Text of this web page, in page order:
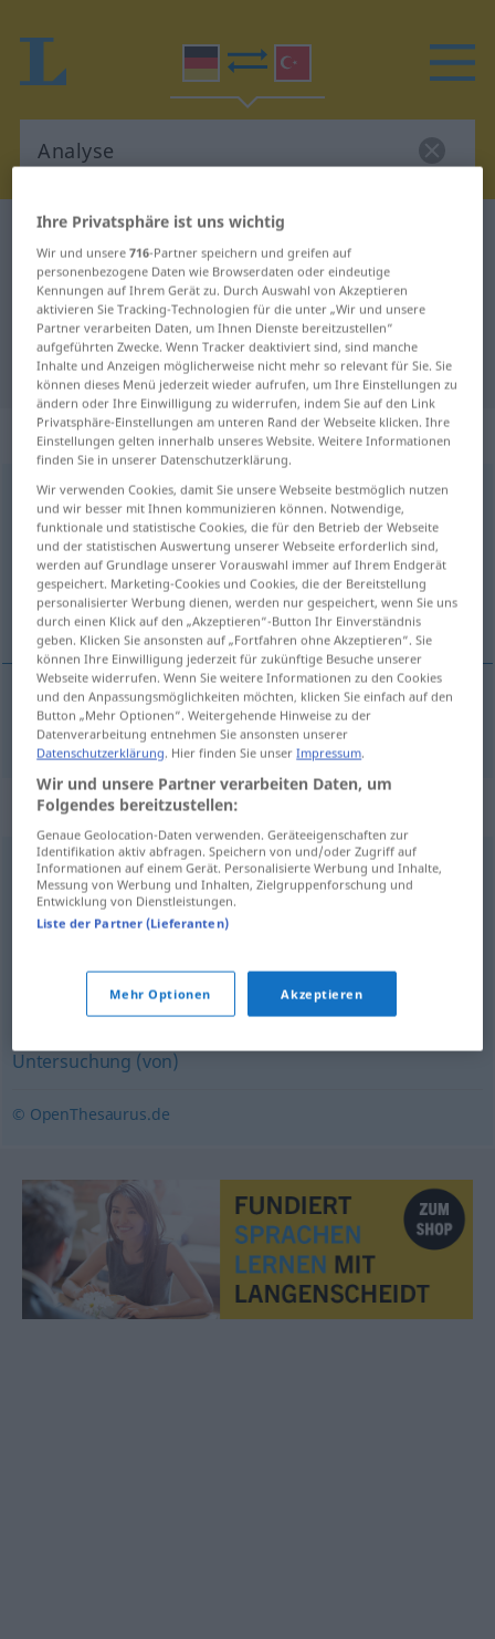
Deutsch-Türkisch Wörterbuch
Deutsch-Türkisch Übersetzung für
"Analyse"
"Analyse" Türkisch Übersetzung
„Analyse“: weiblich
Analysef <Analyse;-n>
Übersicht aller Übersetzungen
(Für mehr Details die Übersetzung anklicken/antippen)
analiz, çözümleme
analiz,çözümleme Analyse
Synonyme für "Analyse"
Resümee,Schlusswort,Fazit,Zusammenfassung
Schlussfolgerung,Schlussbemerkung
Erforschung,Auswertung,Überprüfung,Untersuchung
Studie ,Betrachtung
Untersuchung (von)
© OpenThesaurus.de
Ihre Privatsphäre ist uns wichtig
Wir und unsere716-Partner speichern und greifen auf
personenbezogene Daten wie Browserdaten oder eindeutige
Kennungen auf Ihrem Gerät zu. Durch Auswahl von Akzeptieren
aktivieren Sie Tracking-Technologien für die unter „Wir und unsere
Partner verarbeiten Daten, um Ihnen Dienste bereitzustellen“
aufgeführten Zwecke. Wenn Tracker deaktiviert sind, sind manche
Inhalte und Anzeigen möglicherweise nicht mehr so relevant für Sie. Sie
können dieses Menü jederzeit wieder aufrufen, um Ihre Einstellungen zu
ändern oder Ihre Einwilligung zu widerrufen, indem Sie auf den Link
Privatsphäre-Einstellungen am unteren Rand der Webseite klicken. Ihre
Einstellungen gelten innerhalb unseres Website. Weitere Informationen
finden Sie in unserer Datenschutzerklärung.
Wir verwenden Cookies, damit Sie unsere Webseite bestmöglich nutzen
und wir besser mit Ihnen kommunizieren können. Notwendige,
funktionale und statistische Cookies, die für den Betrieb der Webseite
und der statistischen Auswertung unserer Webseite erforderlich sind,
werden auf Grundlage unserer Vorauswahl immer auf Ihrem Endgerät
gespeichert. Marketing-Cookies und Cookies, die der Bereitstellung
personalisierter Werbung dienen, werden nur gespeichert, wenn Sie uns
durch einen Klick auf den „Akzeptieren“-Button Ihr Einverständnis
geben. Klicken Sie ansonsten auf „Fortfahren ohne Akzeptieren“. Sie
können Ihre Einwilligung jederzeit für zukünftige Besuche unserer
Webseite widerrufen. Wenn Sie weitere Informationen zu den Cookies
und den Anpassungsmöglichkeiten möchten, klicken Sie einfach auf den
Button „Mehr Optionen“. Weitergehende Hinweise zu der
Datenverarbeitung entnehmen Sie ansonsten unserer
Datenschutzerklärung. Hier finden Sie unserImpressum.
Wir und unsere Partner verarbeiten Daten, um
Folgendes bereitzustellen:
Genaue Geolocation-Daten verwenden. Geräteeigenschaften zur
Identifikation aktiv abfragen. Speichern von und/oder Zugriff auf
Informationen auf einem Gerät. Personalisierte Werbung und Inhalte,
Messung von Werbung und Inhalten, Zielgruppenforschung und
Entwicklung von Dienstleistungen.
Liste der Partner (Lieferanten)
Mehr Optionen Akzeptieren